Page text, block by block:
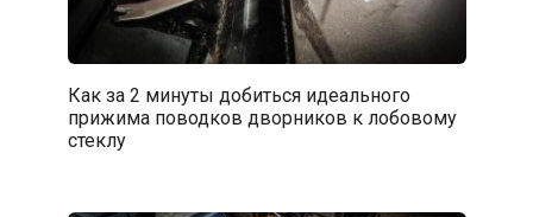
Как за 2 минуты добиться идеального
прижима поводков дворников к лобовому
стеклу